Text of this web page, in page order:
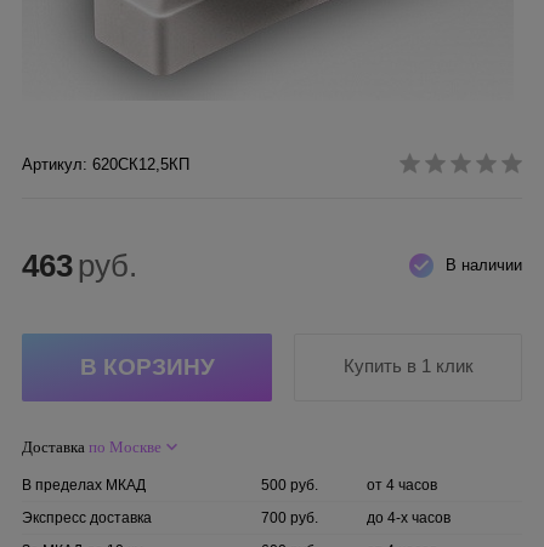
Артикул: 620СК12,5КП
В наличии
463 руб.
Купить в 1 клик
Доставка по Москве
В пределах МКАД 500 руб.
от 4 часов
Экспресс доставка
700 руб.
до 4-х часов